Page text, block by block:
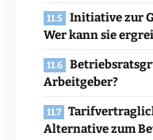
Initiative zur
Wer kann sie
Arbeitgeber?
Alternative zum